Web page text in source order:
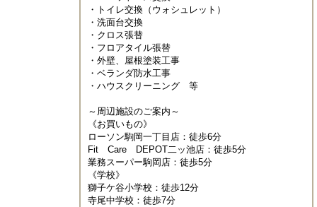
・トイレ交換（ウォシュレット）
・洗面台交換
・クロス張替
・フロアタイル張替
・外壁、屋根塗装工事
・ベランダ防水工事
・ハウスクリーニング　等
～周辺施設のご案内～
《お買いもの》
ローソン駒岡一丁目店：徒歩6分
Fit　Care　DEPOT二ッ池店：徒歩5分
業務スーパー駒岡店：徒歩5分
《学校》
獅子ケ谷小学校：徒歩12分
寺尾中学校：徒歩7分